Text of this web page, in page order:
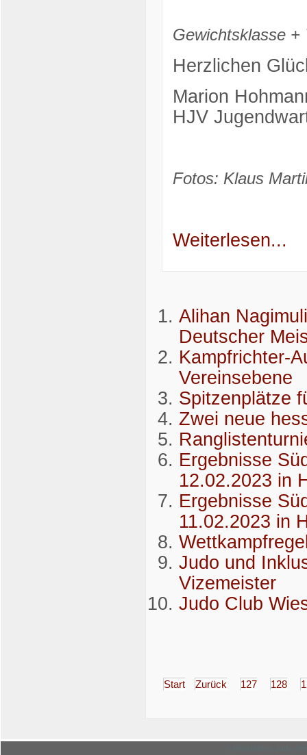
Gewichtsklasse +
Herzlichen
Marion
HJV
Fotos: Klaus
Weiterlesen...
Alihan
Deutscher
Kampfrichter-
Vereinsebene
Spitzenplätze
Zwei neue
Ergebnisse
12.02.2023 in
Ergebnisse
11.02.2023 in
Judo und
Vizemeister
Judo Club
Start Zurück 127 128